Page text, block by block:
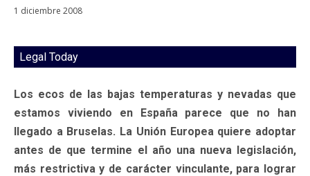
1 diciembre 2008
Legal Today
Los ecos de las bajas temperaturas y nevadas que
estamos viviendo en España parece que no han
llegado a Bruselas. La Unión Europea quiere adoptar
antes de que termine el año una nueva legislación,
más restrictiva y de carácter vinculante, para lograr